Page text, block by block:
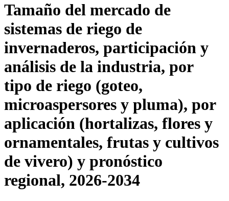
Tamaño del mercado de
sistemas de riego de
invernaderos, participación y
análisis de la industria, por
tipo de riego (goteo,
microaspersores y pluma), por
aplicación (hortalizas, flores y
ornamentales, frutas y cultivos
de vivero) y pronóstico
regional, 2026-2034